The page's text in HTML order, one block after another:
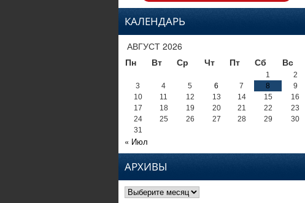
КАЛЕНДАРЬ
АВГУСТ 2026
Пн
Вт Ср Чт Пт Сб Вс
1
2
3
4 5 6 7 8
9
10
11 12 13 14 15
16
17
18 19 20 21 22
23
24
25 26 27 28 29
30
31
« Июл
АРХИВЫ
Архивы